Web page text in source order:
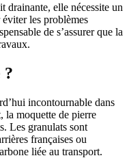
drainante, elle nécessite un
les problèmes
de s’assurer que la
?
incontournable dans
la moquette de pierre
Les granulats sont
françaises ou
liée au transport.